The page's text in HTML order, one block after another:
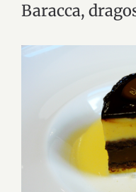
Baracca,